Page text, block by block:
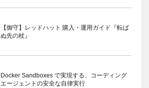
【御守】レッドハット 購入・運用ガイド『転ば
ぬ先の杖』
Docker Sandboxes で実現する、コーディング
エージェントの安全な自律実行